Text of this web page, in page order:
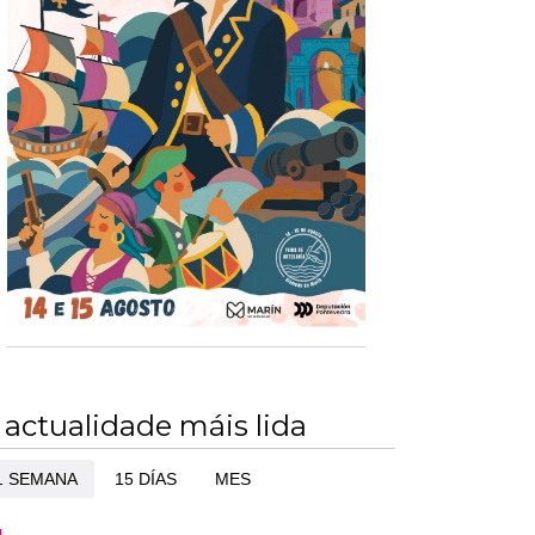
actualidade máis lida
SEMANA 15 DÍAS MES